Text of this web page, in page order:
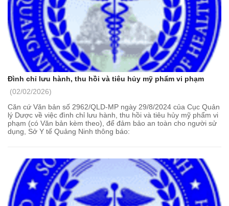
Đình chỉ lưu hành, thu hồi và tiêu hủy mỹ phẩm vi phạm
(02/02/2026)
Căn cứ Văn bản số 2962/QLD-MP ngày 29/8/2024 của Cục Quản
lý Dược về việc đình chỉ lưu hành, thu hồi và tiêu hủy mỹ phẩm vi
phạm (có Văn bản kèm theo), để đảm bảo an toàn cho người sử
dụng, Sở Y tế Quảng Ninh thông báo: